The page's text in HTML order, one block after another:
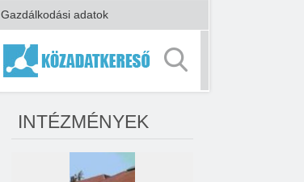
Gazdálkodási adatok
INTÉZMÉNYEK